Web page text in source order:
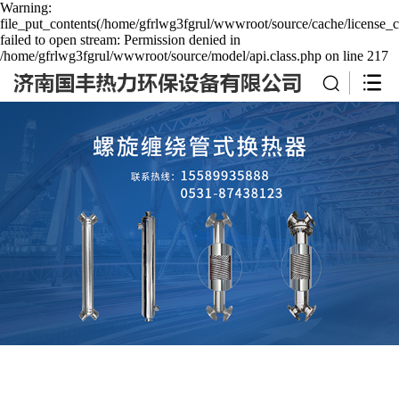
Warning:
file_put_contents(/home/gfrlwg3fgrul/wwwroot/source/cache/
failed to open stream: Permission denied in
/home/gfrlwg3fgrul/wwwroot/source/model/api.class.php on line 217